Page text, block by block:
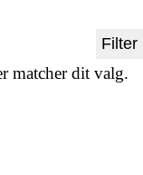
Filter
matcher dit valg.